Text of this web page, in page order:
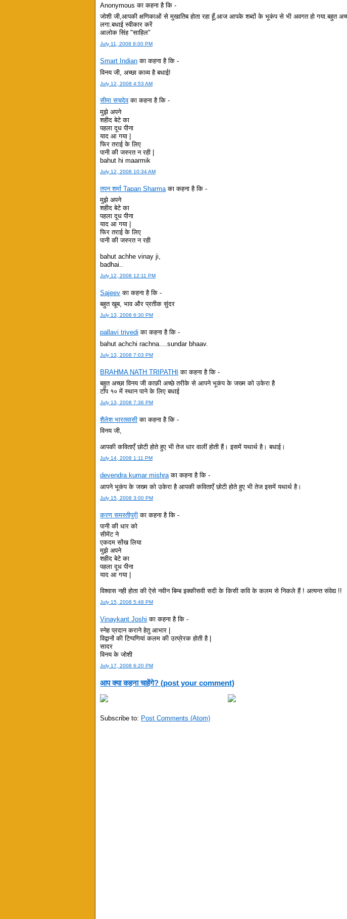
Anonymous का कहना है कि -
जोशी जी,आपकी क्षणिकाओं से मुखातिब होता रहा हूँ,आज आपके शब्दों के भूकंप से भी अवगत हो गया.बहुत
लगा.बधाई स्वीकार करें
आलोक सिंह "साहिल"
July 11, 2008 9:00 PM
Smart Indian का कहना है कि -
विनय जी, अच्छा काव्य है बधाई!
July 12, 2008 4:53 AM
सीमा सचदेवका कहना है कि -
मुझे अपने
शहीद बेटे का
पहला दूध पीना
याद आ गया |
फिर तराई के लिए
पानी की जरुरत न रही |
bahut hi maarmik
July 12, 2008 10:34 AM
तपन शर्मा Tapan Sharma का कहना है कि -
मुझे अपने
शहीद बेटे का
पहला दूध पीना
याद आ गया |
फिर तराई के लिए
पानी की जरुरत न रही
bahut achhe vinay ji,
badhai..
July 12, 2008 12:11 PM
Sajeev का कहना है कि -
बहुत खूब, भाव और प्रतीक सुंदर
July 13, 2008 6:30 PM
pallavi trivedi का कहना है कि -
bahut achchi rachna....sundar bhaav.
July 13, 2008 7:03 PM
BRAHMA NATH TRIPATHI का कहना है कि -
बहुत अच्छा विनय जी काफ़ी अच्छे तरीके से आपने भूकंप के जख्म को उकेरा है
टॉप १० में स्थान पाने के लिए बधाई
July 13, 2008 7:36 PM
शैलेश भारतवासी का कहना है कि -
विनय जी,
आपकी कविताएँ छोटी होते हुए भी तेज धार वालीं होती हैं। इसमें यथार्थ है। बधाई।
July 14, 2008 1:11 PM
devendra kumar mishraका कहना है कि -
आपने भूकंप के जख्म को उकेरा है आपकी कविताएँ छोटी होते हुए भी तेज इसमें यथार्थ है।
July 15, 2008 3:00 PM
करण समस्तीपुरी का कहना है कि -
पानी की धार को
सीमेंट ने
एकदम सोंख लिया
मुझे अपने
शहीद बेटे का
पहला दूध पीना
याद आ गया |
विश्वास नही होता की ऐसे नवीन बिम्ब इक्कीसवी सदी के किसी कवि के कलम से निकले हैं ! अत्यन्त संवेद्य !!
July 15, 2008 5:48 PM
Vinaykant Joshi का कहना है कि -
स्नेह प्रदान कराने हेतु आभार |
विद्वानों की टिप्पणियां कलम की उत्प्रेरक होती है |
सादर
विनय के जोशी
July 17, 2008 6:20 PM
आप क्या कहना चाहेंगे? (post your comment)
Subscribe to: Post Comments (Atom)